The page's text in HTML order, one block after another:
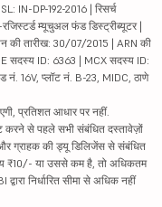
IN-DP-192-2016 | रिसर्च
म्यूचुअल फंड डिस्ट्रीब्यूटर |
की तारीख: 30/07/2015 | ARN की
सदस्य ID: 6363 | MCX सदस्य ID:
नं. 16V, प्लॉट नं. B-23, MIDC, ठाणे
प्रतिशत आधार पर नहीं.
करने से पहले सभी संबंधित दस्तावेज़ों
ग्राहक की ड्यू डिलिजेंस से संबंधित
₹10/- या उससे कम है, तो अधिकतम
निर्धारित सीमा से अधिक नहीं